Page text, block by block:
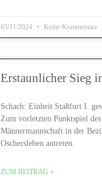
03/11/2024 Keine Kommentare
Erstaunlicher Sieg
Schach: Einheit Staßfurt I.
Zum vorletzten Punktspiel
Männermannschaft in der
Oschersleben antreten.
ZUM BEITRAG »